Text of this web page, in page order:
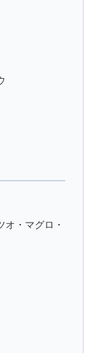
オ・マグロ・